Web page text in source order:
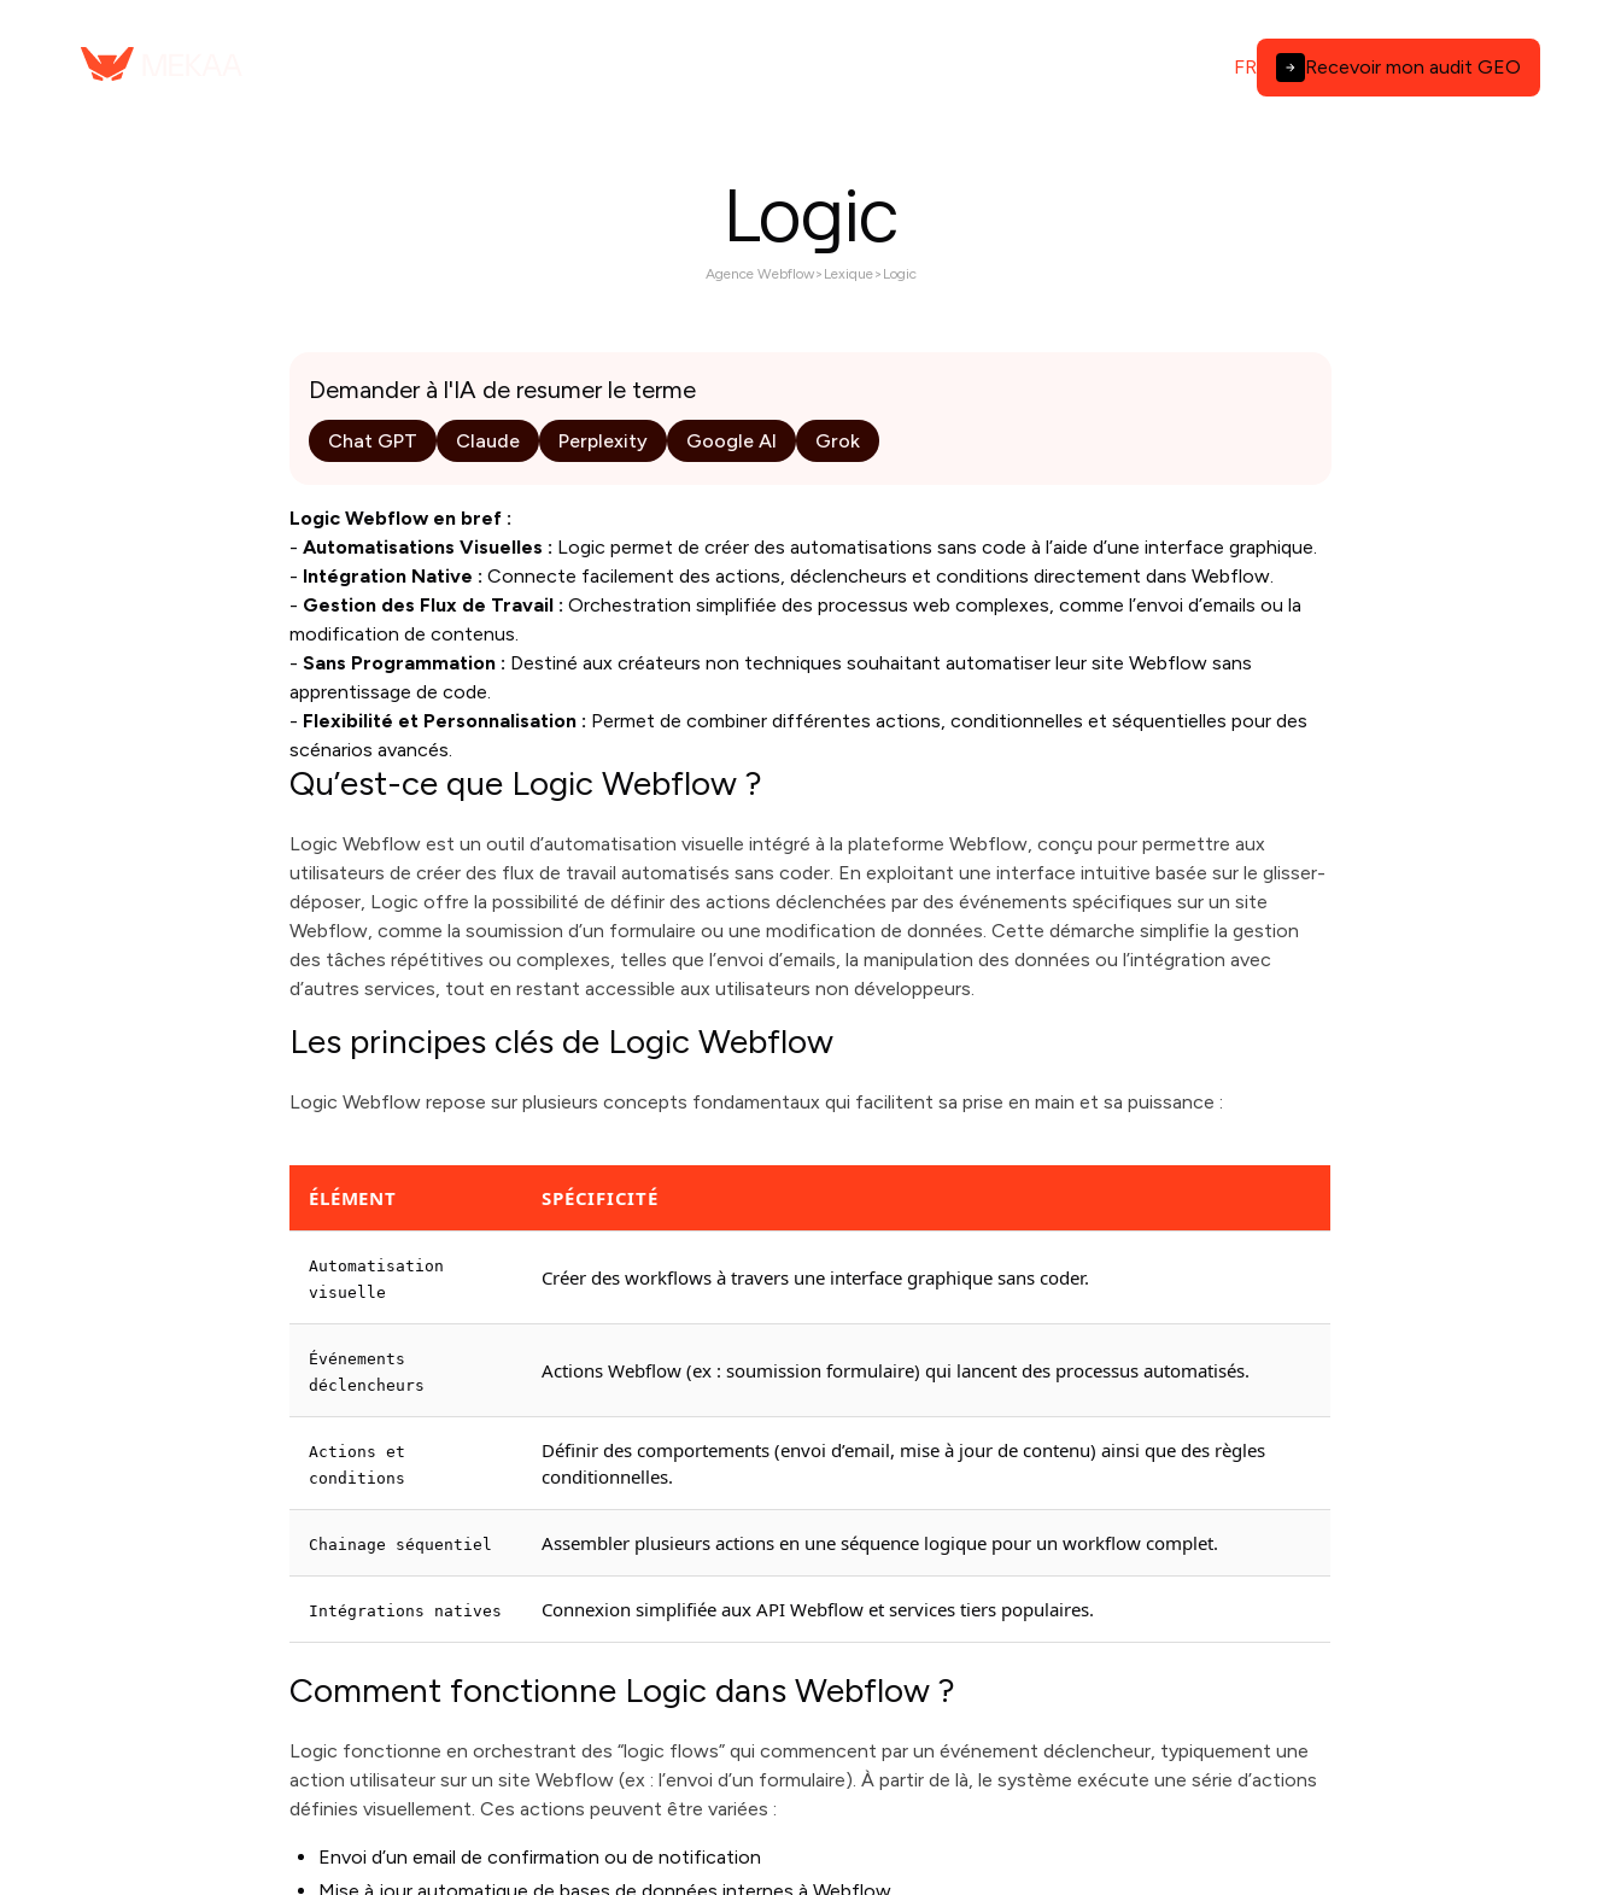
FR Recevoir mon audit GEO
Logic
Agence Webflow> Lexique> Logic
Demander à l'IA de resumer le terme
Chat GPT Claude Perplexity Google AI Grok
Logic Webflow en bref :
-Automatisations Visuelles : Logic permet de créer des automatisations sans code à l’aide d’une interface graphique.
- Intégration Native : Connecte facilement des actions, déclencheurs et conditions directement dans Webflow.
- Gestion des Flux de Travail : Orchestration simplifiée des processus web complexes, comme l’envoi d’emails ou la
modification de contenus.
-Sans Programmation : Destiné aux créateurs non techniques souhaitant automatiser leur site Webflow sans
apprentissage de code.
- Flexibilité et Personnalisation : Permet de combiner différentes actions, conditionnelles et séquentielles pour des
scénarios avancés.
Qu’est-ce que Logic Webflow ?
Logic Webflow est un outil d’automatisation visuelle intégré à la plateforme Webflow, conçu pour permettre aux
utilisateurs de créer des flux de travail automatisés sans coder. En exploitant une interface intuitive basée sur le glisser-
déposer, Logic offre la possibilité de définir des actions déclenchées par des événements spécifiques sur un site
Webflow, comme la soumission d’un formulaire ou une modification de données. Cette démarche simplifie la gestion
des tâches répétitives ou complexes, telles que l’envoi d’emails, la manipulation des données ou l’intégration avec
d’autres services, tout en restant accessible aux utilisateurs non développeurs.
Les principes clés de Logic Webflow
Logic Webflow repose sur plusieurs concepts fondamentaux qui facilitent sa prise en main et sa puissance :
ÉLÉMENT SPÉCIFICITÉ
Automatisation
visuelle
Créer des workflows à travers une interface graphique sans coder.
Événements
déclencheurs
Actions Webflow (ex : soumission formulaire) qui lancent des processus automatisés.
Actions et
conditions
Définir des comportements (envoi d’email, mise à jour de contenu) ainsi que des règles
conditionnelles.
Chainage séquentiel Assembler plusieurs actions en une séquence logique pour un workflow complet.
Intégrations natives Connexion simplifiée aux API Webflow et services tiers populaires.
Comment fonctionne Logic dans Webflow ?
Logic fonctionne en orchestrant des “logic flows” qui commencent par un événement déclencheur, typiquement une
action utilisateur sur un site Webflow (ex : l’envoi d’un formulaire). À partir de là, le système exécute une série d’actions
définies visuellement. Ces actions peuvent être variées :
Envoi d’un email de confirmation ou de notification